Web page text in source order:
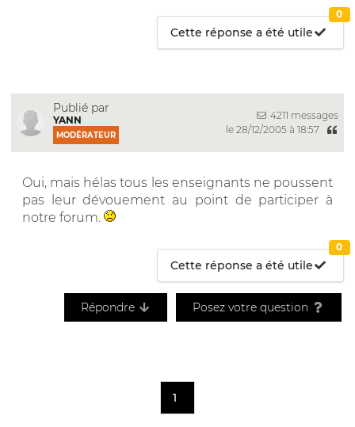
Cette réponse a été utile
0
Publié par
YANN
MODÉRATEUR
4211 messages
le 28/12/2005 à 18:57
Oui, mais hélas tous les enseignants ne poussent
pas leur dévouement au point de participer à
notre forum.
Cette réponse a été utile
0
Répondre Posez votre question
1